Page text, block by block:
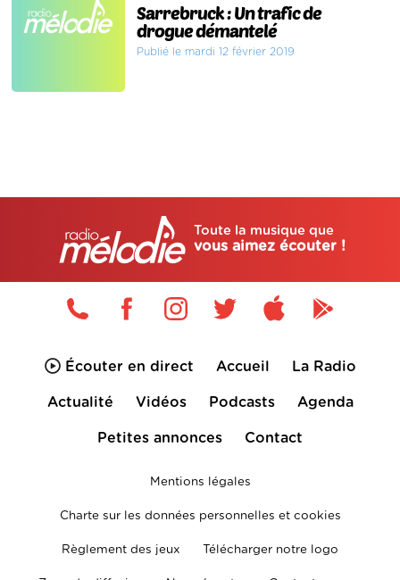
Sarrebruck : Un trafic de
drogue démantelé
Publié le mardi 12 février 2019
Toute la musique que
vous aimez écouter !
Écouter en direct Accueil La Radio
Actualité Vidéos Podcasts Agenda
Petites annonces Contact
Mentions légales
Charte sur les données personnelles et cookies
Règlement des jeux Télécharger notre logo